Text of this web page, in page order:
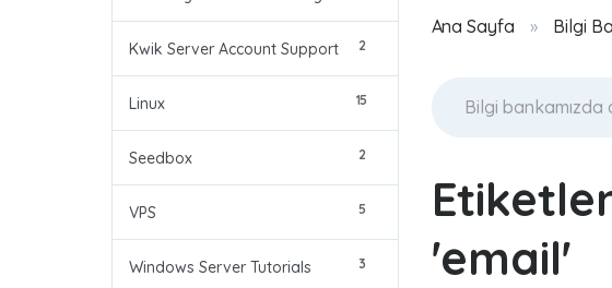
Ana Sayfa Bilgi
2
Kwik Server Account Support
15
Linux
2
Seedbox
5
VPS
3
Windows Server Tutorials
'email'